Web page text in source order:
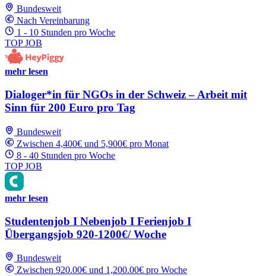
Bundesweit
Nach Vereinbarung
1 - 10 Stunden pro Woche
TOP JOB
mehr lesen
Dialoger*in für NGOs in der Schweiz – Arbeit mit
Sinn für 200 Euro pro Tag
Bundesweit
Zwischen 4,400€ und 5,900€ pro Monat
8 - 40 Stunden pro Woche
TOP JOB
mehr lesen
Studentenjob I Nebenjob I Ferienjob I
Übergangsjob 920-1200€/ Woche
Bundesweit
Zwischen 920.00€ und 1,200.00€ pro Woche